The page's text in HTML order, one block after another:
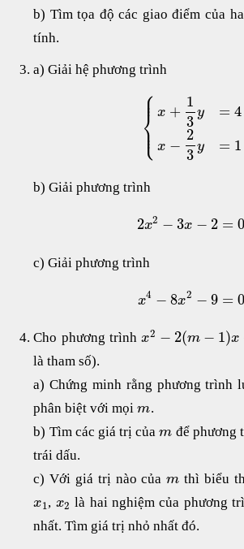
b) Tìm tọa độ các giao điểm của
tính.
a) Giải hệ phương trình
⎧
⎩
⎨⎪
⎪
⎪
⎪
x +
1
3
y
x −
2
3
y
= 4
= 1
b) Giải phương trình
2x2 − 3x − 2 =
c) Giải phương trình
x4 − 8x2 − 9 =
Cho phương trìnhx2 − 2(m − 1)x
là tham số).
a) Chứng minh rằng phương trình
phân biệt với mọim.
b) Tìm các giá trị củam để phương
trái dấu.
c) Với giá trị nào củam thì biểu
x1, x2 là hai nghiệm của phương
nhất. Tìm giá trị nhỏ nhất đó.